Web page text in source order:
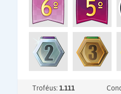
Troféus: 1.111